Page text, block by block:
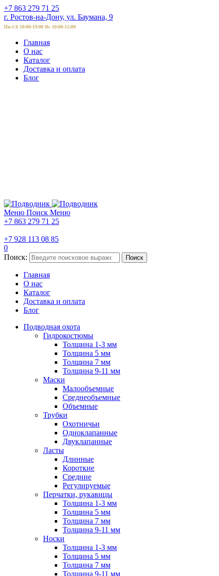
+7 863 279 71 25
г. Ростов-на-Дону, ул. Баумана, 9
Пн-Сб 10:00-19:00 Вс 10:00-15:00
Главная
О нас
Каталог
Доставка и оплата
Блог
Меню Поиск Меню
+7 863 279 71 25
+7 928 113 08 85
0
Поиск:
Поиск
Главная
О нас
Каталог
Доставка и оплата
Блог
Подводная охота
Гидрокостюмы
Толщина 1-3 мм
Толщина 5 мм
Толщина 7 мм
Толщина 9-11 мм
Маски
Малообъемные
Среднеобъемные
Объемные
Трубки
Охотничьи
Одноклапанные
Двуклапанные
Ласты
Длинные
Короткие
Средние
Регулируемые
Перчатки, рукавицы
Толщина 1-3 мм
Толщина 5 мм
Толщина 7 мм
Толщина 9-11 мм
Носки
Толщина 1-3 мм
Толщина 5 мм
Толщина 7 мм
Толщина 9-11 мм